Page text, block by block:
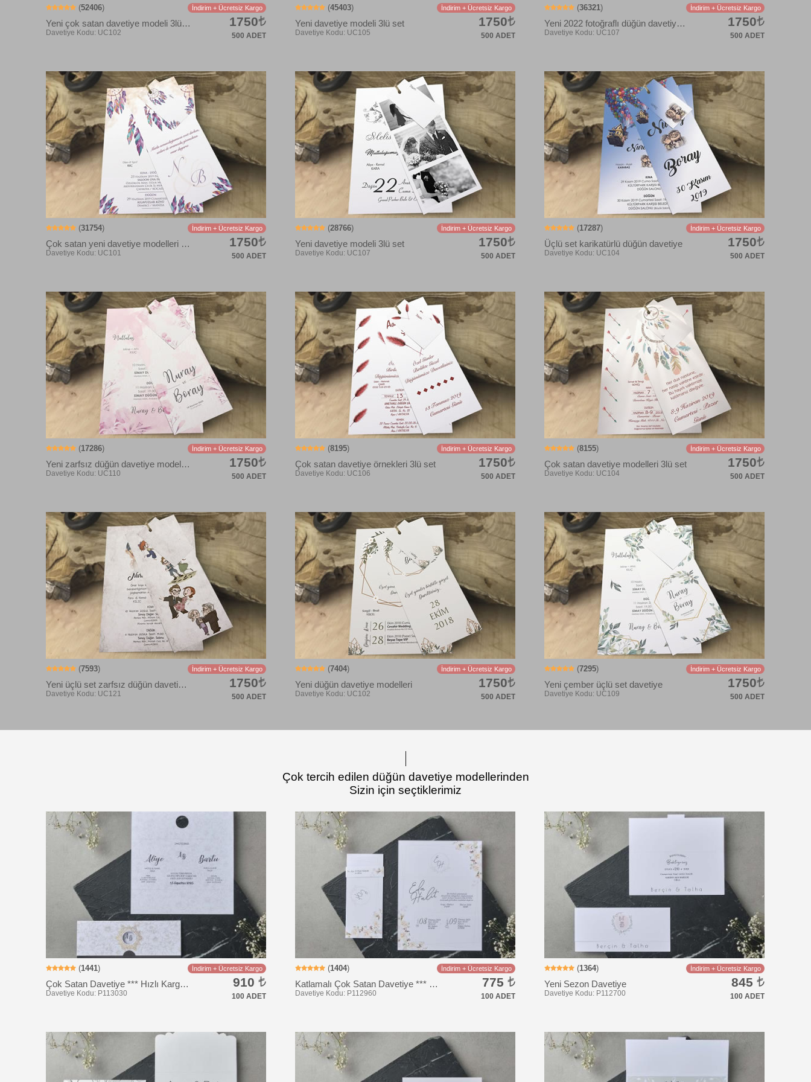
(52406) İndirim + Ücretsiz Kargo
Yeni çok satan davetiye modeli 3lü set
Davetiye Kodu: UC102
1750
500 ADET
(45403) İndirim + Ücretsiz Kargo
Yeni davetiye modeli 3lü set
Davetiye Kodu: UC105
1750
500 ADET
(36321) İndirim + Ücretsiz Kargo
Yeni 2022 fotoğraflı düğün davetiye modeli
Davetiye Kodu: UC107
1750
500 ADET
(31754) İndirim + Ücretsiz Kargo
Çok satan yeni davetiye modelleri 3lü set
Davetiye Kodu: UC101
1750
500 ADET
(28766) İndirim + Ücretsiz Kargo
Yeni davetiye modeli 3lü set
Davetiye Kodu: UC107
1750
500 ADET
(17287) İndirim + Ücretsiz Kargo
Üçlü set karikatürlü düğün davetiye
Davetiye Kodu: UC104
1750
500 ADET
(17286) İndirim + Ücretsiz Kargo
Yeni zarfsız düğün davetiye modelleri, üçlü set
Davetiye Kodu: UC110
1750
500 ADET
(8195) İndirim + Ücretsiz Kargo
Çok satan davetiye örnekleri 3lü set
Davetiye Kodu: UC106
1750
500 ADET
(8155) İndirim + Ücretsiz Kargo
Çok satan davetiye modelleri 3lü set
Davetiye Kodu: UC104
1750
500 ADET
(7593) İndirim + Ücretsiz Kargo
Yeni üçlü set zarfsız düğün davetiye modeli 1750
500 ADET
(7404) İndirim + Ücretsiz Kargo
Yeni düğün davetiye modelleri 1750
500 ADET
(7295) İndirim + Ücretsiz Kargo
Yeni çember üçlü set davetiye 1750
500 ADET
Çok tercih edilen düğün davetiye modellerinden
Sizin için seçtiklerimiz
(1441) İndirim + Ücretsiz Kargo
Çok Satan Davetiye *** Hızlı Kargo *** Ucuz Fiyat 910
100 ADET
(1404) İndirim + Ücretsiz Kargo
Katlamalı Çok Satan Davetiye *** Hızlı Kargo *** Ucuz Fiyat 775
100 ADET
(1364) İndirim + Ücretsiz Kargo
Yeni Sezon Davetiye 845
100 ADET